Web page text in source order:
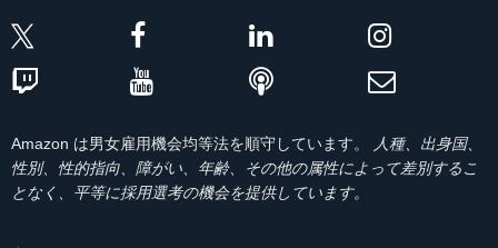
Amazon は男女雇用機会均等法を順守しています。
人種、出身国、
性別、性的指向、障がい、年齢、その他の属性によって差別するこ
となく、平等に採用選考の機会を提供しています。